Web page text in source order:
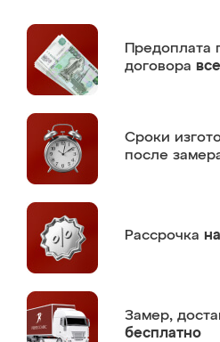
Предоплата
договора
Сроки
после
Рассрочка
Замер,
бесплатно